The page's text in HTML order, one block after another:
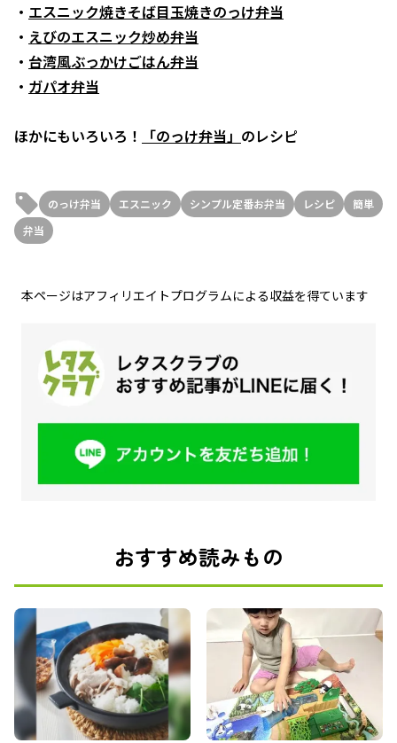
・ エスニック焼きそば目玉焼きのっけ弁当
・ えびのエスニック炒め弁当
・ 台湾風ぶっかけごはん弁当
・ ガパオ弁当
ほかにもいろいろ！ 「のっけ弁当」 のレシピ
のっけ弁当 エスニック シンプル定番お弁当 レシピ
簡単
弁当
本ページはアフィリエイトプログラムによる収益を得ています
おすすめ読みもの